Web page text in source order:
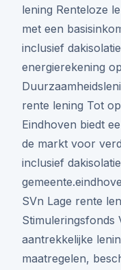
lening Renteloze
met een
inclusief
energierekening
rente lening Tot
Eindhoven biedt
de markt voor
inclusief
SVn Lage rente
Stimuleringsfonds
aantrekkelijke
maatregelen,